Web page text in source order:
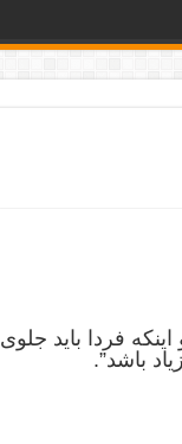
فردا باید جلوی
باشد”.